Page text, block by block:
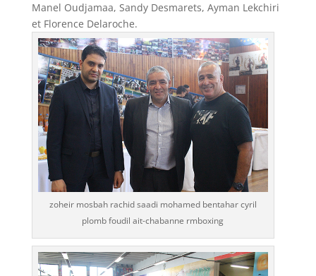
Manel Oudjamaa, Sandy Desmarets, Ayman Lekchiri
et Florence Delaroche.
zoheir mosbah rachid saadi mohamed bentahar cyril
plomb foudil ait-chabanne rmboxing